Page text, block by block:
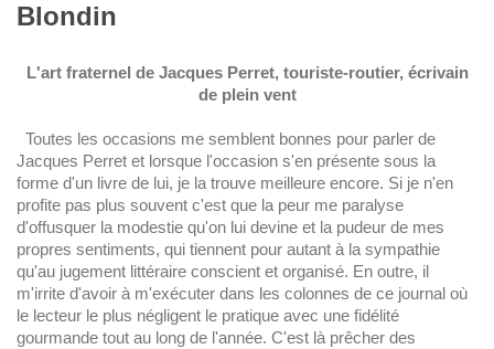
Blondin
L'art fraternel de Jacques Perret, touriste-routier, écrivain
de plein vent
Toutes les occasions me semblent bonnes pour parler de
Jacques Perret et lorsque l'occasion s'en présente sous la
forme d'un livre de lui, je la trouve meilleure encore. Si je n'en
profite pas plus souvent c'est que la peur me paralyse
d'offusquer la modestie qu'on lui devine et la pudeur de mes
propres sentiments, qui tiennent pour autant à la sympathie
qu'au jugement littéraire conscient et organisé. En outre, il
m'irrite d'avoir à m'exécuter dans les colonnes de ce journal où
le lecteur le plus négligent le pratique avec une fidélité
gourmande tout au long de l'année. C'est là prêcher des